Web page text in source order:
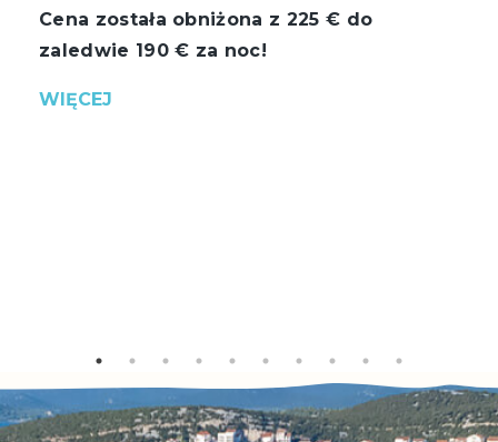
Cena została obniżona z 225 € do
zaledwie 190 € za noc!
WIĘCEJ